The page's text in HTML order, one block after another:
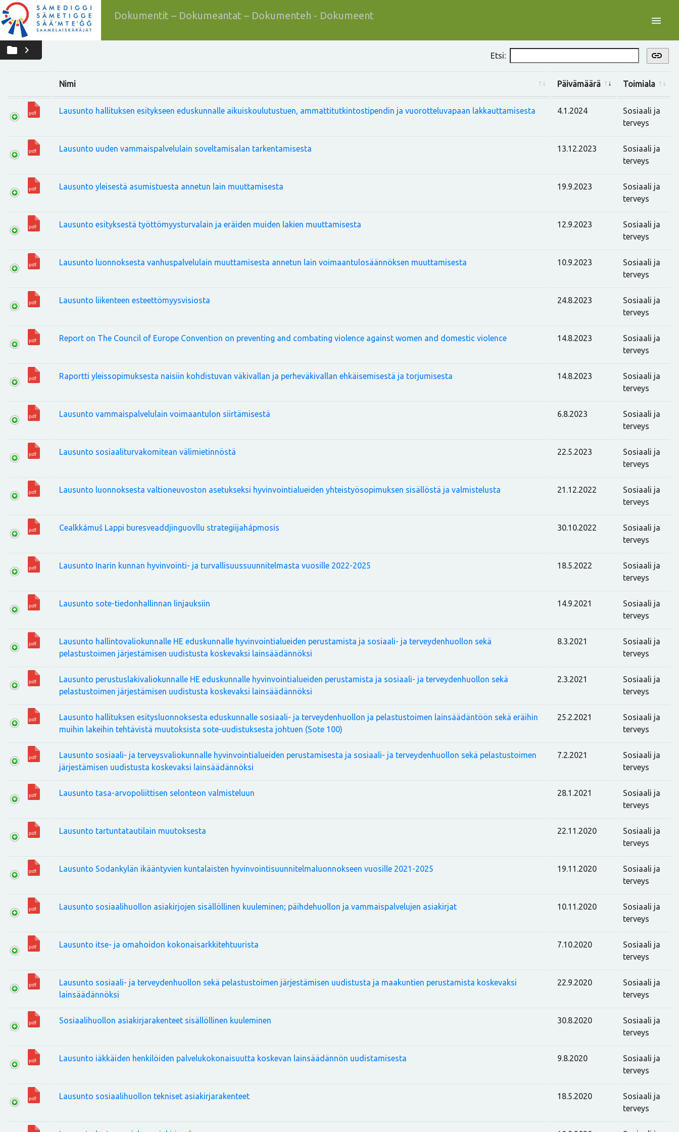
Dokumentit – Dokumeantat – Dokumenteh - Dokumeent menu
folder chevron_right link
Etsi:
Nimi Päivämäärä Toimiala
Lausunto hallituksen esitykseen eduskunnalle aikuiskoulutustuen, ammattitutkintostipendin ja vuorotteluvapaan lakkauttamisesta 4.1.2024
Sosiaali ja
terveys
Lausunto uuden vammaispalvelulain soveltamisalan tarkentamisesta 13.12.2023
Sosiaali ja
terveys
Lausunto yleisestä asumistuesta annetun lain muuttamisesta 19.9.2023
Sosiaali ja
terveys
Lausunto esityksestä työttömyysturvalain ja eräiden muiden lakien muuttamisesta 12.9.2023
Sosiaali ja
terveys
Lausunto luonnoksesta vanhuspalvelulain muuttamisesta annetun lain voimaantulosäännöksen muuttamisesta 10.9.2023
Sosiaali ja
terveys
Lausunto liikenteen esteettömyysvisiosta 24.8.2023
Sosiaali ja
terveys
Report on The Council of Europe Convention on preventing and combating violence against women and domestic violence 14.8.2023
Sosiaali ja
terveys
Raportti yleissopimuksesta naisiin kohdistuvan väkivallan ja perheväkivallan ehkäisemisestä ja torjumisesta 14.8.2023
Sosiaali ja
terveys
Lausunto vammaispalvelulain voimaantulon siirtämisestä 6.8.2023
Sosiaali ja
terveys
Lausunto sosiaaliturvakomitean välimietinnöstä 22.5.2023
Sosiaali ja
terveys
Lausunto luonnoksesta valtioneuvoston asetukseksi hyvinvointialueiden yhteistyösopimuksen sisällöstä ja valmistelusta 21.12.2022
Sosiaali ja
terveys
Cealkkámuš Lappi buresveaddjinguovllu strategiijahápmosis 30.10.2022
Sosiaali ja
terveys
Lausunto Inarin kunnan hyvinvointi- ja turvallisuussuunnitelmasta vuosille 2022-2025 18.5.2022
Sosiaali ja
terveys
Lausunto sote-tiedonhallinnan linjauksiin 14.9.2021
Sosiaali ja
terveys
Lausunto hallintovaliokunnalle HE eduskunnalle hyvinvointialueiden perustamista ja sosiaali- ja terveydenhuollon sekä
pelastustoimen järjestämisen uudistusta koskevaksi lainsäädännöksi
8.3.2021
Sosiaali ja
terveys
Lausunto perustuslakivaliokunnalle HE eduskunnalle hyvinvointialueiden perustamista ja sosiaali- ja terveydenhuollon sekä
pelastustoimen järjestämisen uudistusta koskevaksi lainsäädännöksi
2.3.2021
Sosiaali ja
terveys
Lausunto hallituksen esitysluonnoksesta eduskunnalle sosiaali- ja terveydenhuollon ja pelastustoimen lainsäädäntöön sekä eräihin
muihin lakeihin tehtävistä muutoksista sote-uudistuksesta johtuen (Sote 100)
25.2.2021
Sosiaali ja
terveys
Lausunto sosiaali- ja terveysvaliokunnalle hyvinvointialueiden perustamisesta ja sosiaali- ja terveydenhuollon sekä pelastustoimen
järjestämisen uudistusta koskevaksi lainsäädännöksi
7.2.2021
Sosiaali ja
terveys
Lausunto tasa-arvopoliittisen selonteon valmisteluun 28.1.2021
Sosiaali ja
terveys
Lausunto tartuntatautilain muutoksesta 22.11.2020
Sosiaali ja
terveys
Lausunto Sodankylän ikääntyvien kuntalaisten hyvinvointisuunnitelmaluonnokseen vuosille 2021-2025 19.11.2020
Sosiaali ja
terveys
Lausunto sosiaalihuollon asiakirjojen sisällöllinen kuuleminen; päihdehuollon ja vammaispalvelujen asiakirjat 10.11.2020
Sosiaali ja
terveys
Lausunto itse- ja omahoidon kokonaisarkkitehtuurista 7.10.2020
Sosiaali ja
terveys
Lausunto sosiaali- ja terveydenhuollon sekä pelastustoimen järjestämisen uudistusta ja maakuntien perustamista koskevaksi
lainsäädännöksi
22.9.2020
Sosiaali ja
terveys
Sosiaalihuollon asiakirjarakenteet sisällöllinen kuuleminen 30.8.2020
Sosiaali ja
terveys
Lausunto iäkkäiden henkilöiden palvelukokonaisuutta koskevan lainsäädännön uudistamisesta 9.8.2020
Sosiaali ja
terveys
Lausunto sosiaalihuollon tekniset asiakirjarakenteet 18.5.2020
Sosiaali ja
terveys